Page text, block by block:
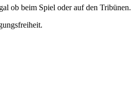
ob beim Spiel oder auf den Tribünen.